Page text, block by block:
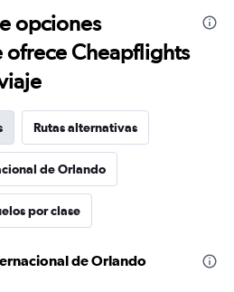
opciones
Cheapflights
Rutas alternativas
de Orlando
por clase
de Orlando